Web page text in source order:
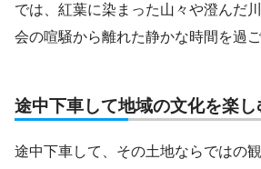
では、紅葉に染まった山々や澄んだ
会の喧騒から離れた静かな時間を過ご
途中下車して地域の文化を楽し
途中下車して、その土地ならではの